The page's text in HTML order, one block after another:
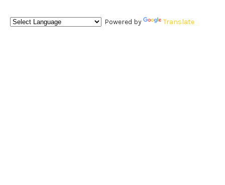
Powered by Translate